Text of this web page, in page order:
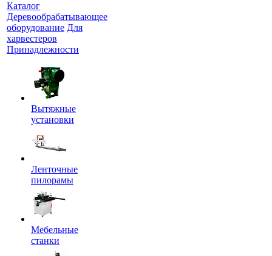
Каталог
Деревообрабатывающее
оборудование Для
харвестеров
Принадлежности
Вытяжные
установки
Ленточные
пилорамы
Мебельные
станки